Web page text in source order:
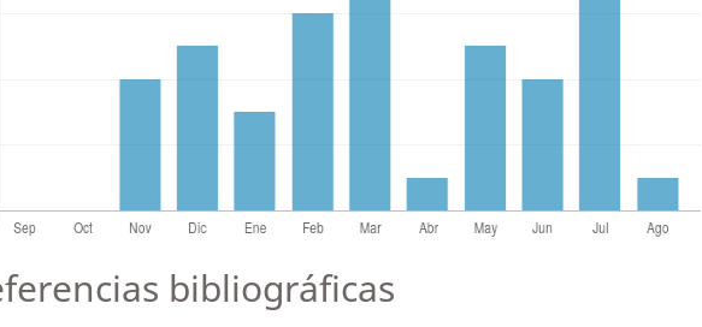
bibliográficas